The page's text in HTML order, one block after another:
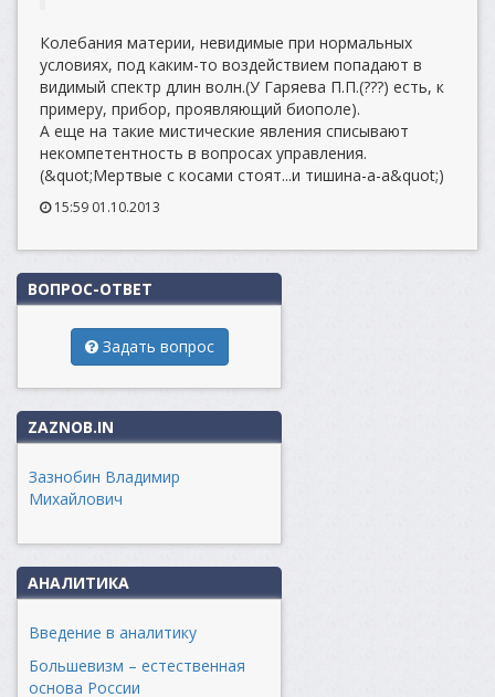
Колебания материи, невидимые при нормальных
условиях, под каким-то воздействием попадают в
видимый спектр длин волн.(У Гаряева П.П.(???) есть, к
примеру, прибор, проявляющий биополе).
А еще на такие мистические явления списывают
некомпетентность в вопросах управления.
(&quot;Мертвые с косами стоят...и тишина-а-а&quot;)
15:59 01.10.2013
ВОПРОС-ОТВЕТ
Задать вопрос
ZAZNOB.IN
Зазнобин Владимир
Михайлович
АНАЛИТИКА
Введение в аналитику
Большевизм – естественная
основа России